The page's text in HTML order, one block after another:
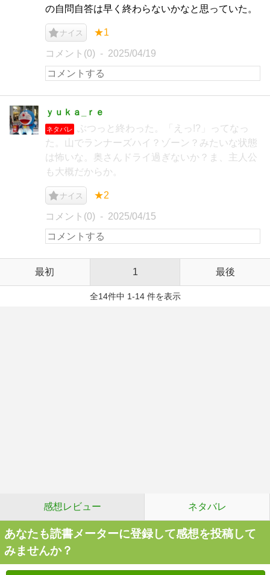
の自問自答は早く終わらないかなと思っていた。
ナイス ★1
コメント(0) 2025/04/19
ｙｕｋａ_ｒｅ
ネタバレ
ぶつっと終わった。「えっ!?」ってなっ
た。山でランナーズハイ？ゾーン？みたいな状態
は怖いな。奥さんドライ過ぎないか？ま、主人公
も大概だからか。
ナイス ★2
コメント(0) 2025/04/15
最初 1 最後
全14件中 1-14 件を表示
感想レビュー ネタバレ
あなたも読書メーターに登録して感想を投稿して
みませんか？